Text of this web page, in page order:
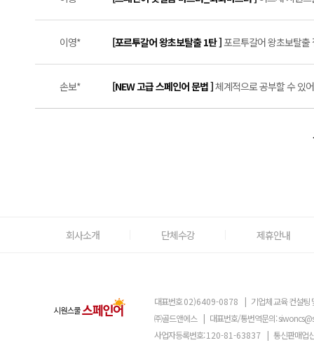
이영* [포르투갈어 왕초보탈출 1탄 ]포르투갈어 왕초보탈
손보* [NEW 고급 스페인어 문법 ]체계적으로 공부할 수 있
회사소개 단체수강 제휴안내
대표번호02)6409-0878 | 기업체 교육 컨설팅
㈜골드앤에스 | 대표번호/통번역문의:
사업자등록번호:120-81-63837 | 통신판매업